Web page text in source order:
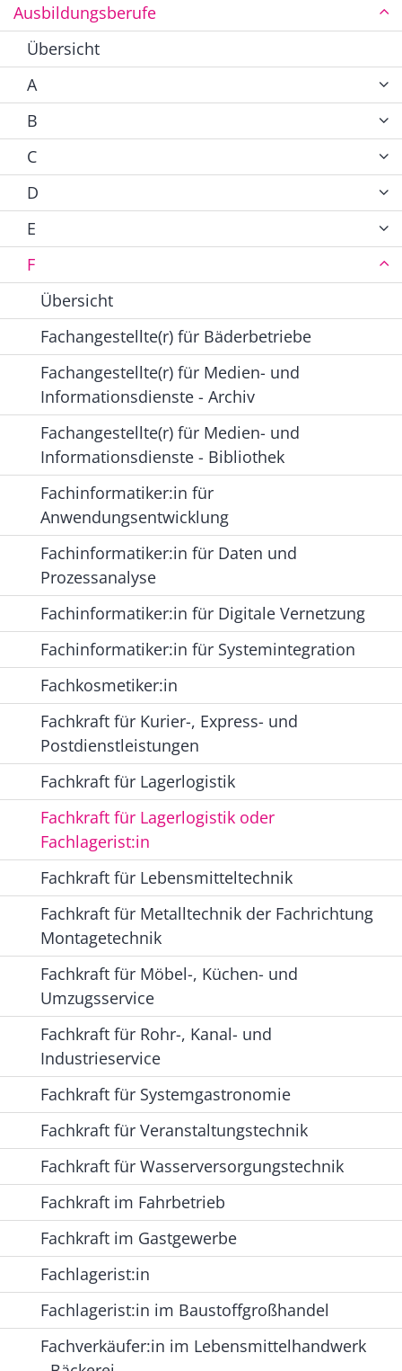
Ausbildungsberufe
Übersicht
A
B
C
D
E
F
Übersicht
Fachangestellte(r) für Bäderbetriebe
Fachangestellte(r) für Medien- und
Informationsdienste - Archiv
Fachangestellte(r) für Medien- und
Informationsdienste - Bibliothek
Fachinformatiker:in für
Anwendungsentwicklung
Fachinformatiker:in für Daten und
Prozessanalyse
Fachinformatiker:in für Digitale Vernetzung
Fachinformatiker:in für Systemintegration
Fachkosmetiker:in
Fachkraft für Kurier-, Express- und
Postdienstleistungen
Fachkraft für Lagerlogistik
Fachkraft für Lagerlogistik oder
Fachlagerist:in
Fachkraft für Lebensmitteltechnik
Fachkraft für Metalltechnik der Fachrichtung
Montagetechnik
Fachkraft für Möbel-, Küchen- und
Umzugsservice
Fachkraft für Rohr-, Kanal- und
Industrieservice
Fachkraft für Systemgastronomie
Fachkraft für Veranstaltungstechnik
Fachkraft für Wasserversorgungstechnik
Fachkraft im Fahrbetrieb
Fachkraft im Gastgewerbe
Fachlagerist:in
Fachlagerist:in im Baustoffgroßhandel
Fachverkäufer:in im Lebensmittelhandwerk